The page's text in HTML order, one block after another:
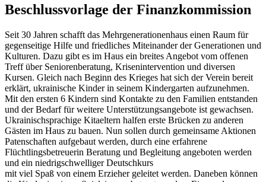
Beschlussvorlage der Finanzkommission
Seit 30 Jahren schafft das Mehrgenerationenhaus einen Raum für
gegenseitige Hilfe und friedliches Miteinander der Generationen und
Kulturen. Dazu gibt es im Haus ein breites Angebot vom offenen
Treff über Seniorenberatung, Krisenintervention und diversen
Kursen. Gleich nach Beginn des Krieges hat sich der Verein bereit
erklärt, ukrainische Kinder in seinem Kindergarten aufzunehmen.
Mit den ersten 6 Kindern sind Kontakte zu den Familien entstanden
und der Bedarf für weitere Unterstützungsangebote ist gewachsen.
Ukrainischsprachige Kitaeltern halfen erste Brücken zu anderen
Gästen im Haus zu bauen. Nun sollen durch gemeinsame Aktionen
Patenschaften aufgebaut werden, durch eine erfahrene
Flüchtlingsbetreuerin Beratung und Begleitung angeboten werden
und ein niedrigschwelliger Deutschkurs
mit viel Spaß von einem Erzieher geleitet werden. Daneben können